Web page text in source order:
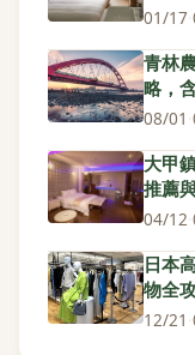
01/17·
青林
略，
08/01 ·
大甲
推薦
04/12·
日本
物全
12/21 ·